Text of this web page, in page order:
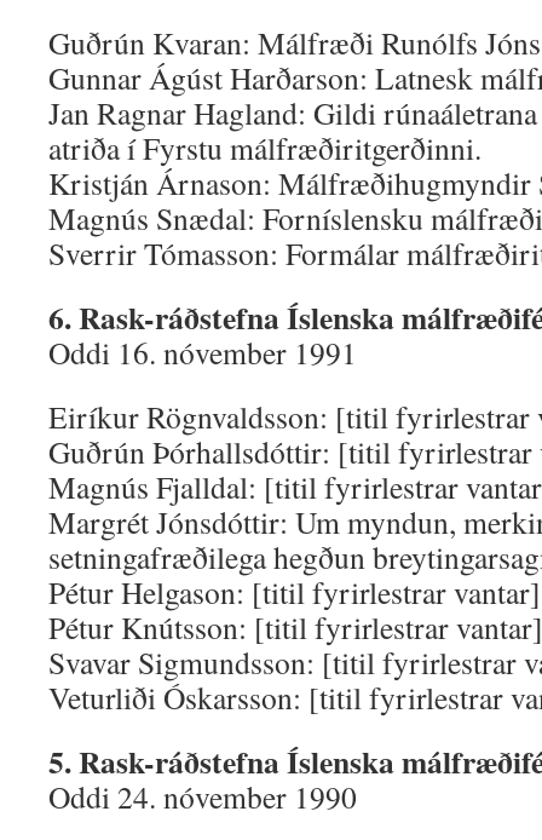
Guðrún Kvaran: Málfræði Runólfs
Gunnar Ágúst Harðarson: Latnesk
Jan Ragnar Hagland: Gildi
atriða í Fyrstu málfræðiritgerðinni.
Kristján Árnason: Málfræðihugmyndir
Magnús Snædal: Forníslensku
Sverrir Tómasson: Formálar
6. Rask-ráðstefna Íslenska
Oddi 16. nóvember 1991
Eiríkur Rögnvaldsson: [titil fyrirlestrar
Guðrún Þórhallsdóttir: [titil fyrirlestrar
Magnús Fjalldal: [titil fyrirlestrar
Margrét Jónsdóttir: Um myndun,
setningafræðilega hegðun
Pétur Helgason: [titil fyrirlestrar
Pétur Knútsson: [titil fyrirlestrar
Svavar Sigmundsson: [titil fyrirlestrar
Veturliði Óskarsson: [titil fyrirlestrar
5. Rask-ráðstefna Íslenska
Oddi 24. nóvember 1990